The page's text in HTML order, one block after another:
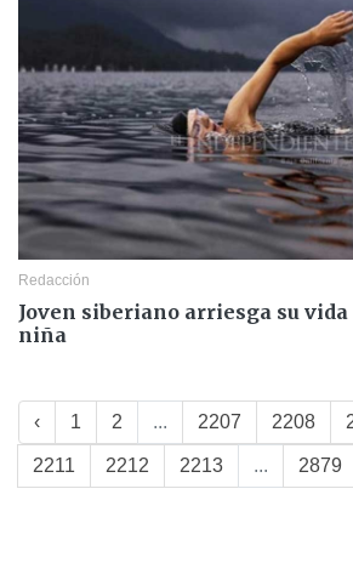
Redacción
Joven siberiano arriesga su
niña
‹ 1 2 ... 2207 2208
2211 2212 2213 ... 2879